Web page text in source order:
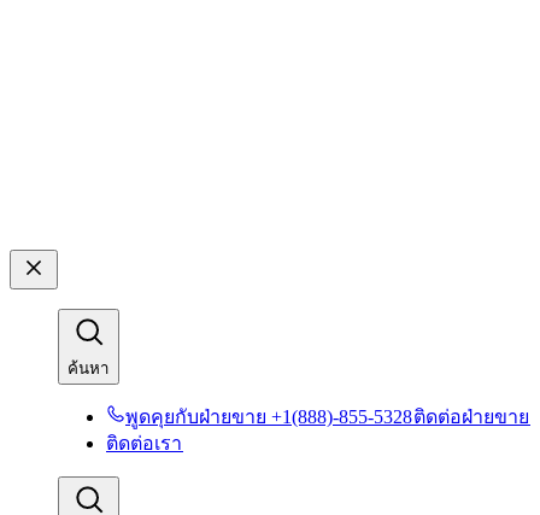
ค้นหา​​
พูดคุยกับฝ่ายขาย +1(888)-855-5328​​ติดต่อฝ่ายขาย​​
ติดต่อเรา​​